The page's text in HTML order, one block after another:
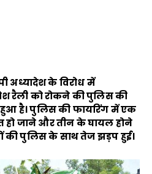
अध्यादेश के विरोध में
रैली को रोकने की पुलिस की
हुआ है। पुलिस की फायरिंग में एक
हो जाने और तीन के घायल होने
की पुलिस के साथ तेज झड़प हुई।